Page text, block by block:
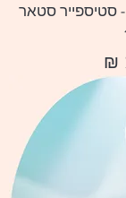
Satisfyer Star Force 1 - סטיספייר סטאר